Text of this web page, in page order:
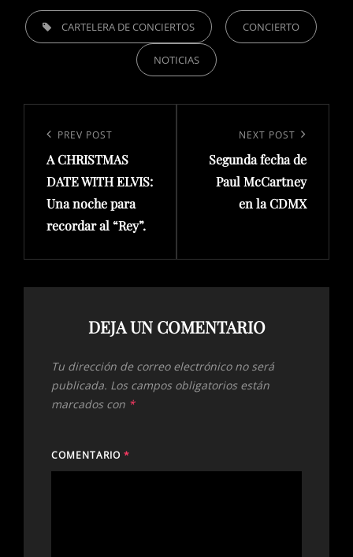
TAGS, CARTELERA DE CONCIERTOS CONCIERTO
NOTICIAS
entradas
Previous
Post
PREV POST
A CHRISTMAS
DATE WITH ELVIS:
Una noche para
recordar al “Rey”.
Post
NEXT POST
Segunda fecha de
Paul McCartney
en la CDMX
DEJA UN COMENTARIO
Tu dirección de correo electrónico no será
publicada. Los campos obligatorios están
marcados con *
COMENTARIO *